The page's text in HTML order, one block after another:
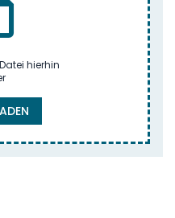
hierhin